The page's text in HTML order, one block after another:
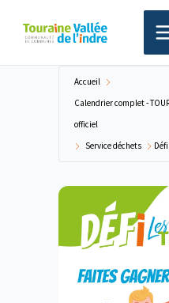
principal
Accueil
Calendrier complet -
officiel
Service déchets